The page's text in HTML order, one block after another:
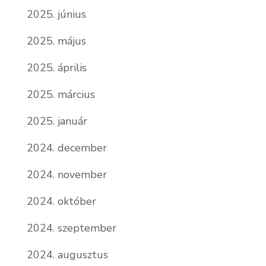
2025. június
2025. május
2025. április
2025. március
2025. január
2024. december
2024. november
2024. október
2024. szeptember
2024. augusztus